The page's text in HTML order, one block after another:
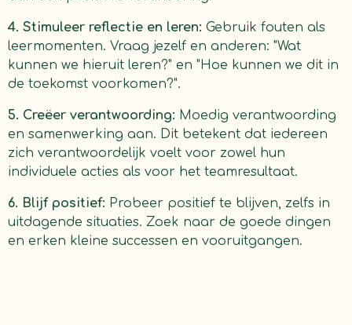
4. Stimuleer reflectie en leren: Gebruik fouten als
leermomenten. Vraag jezelf en anderen: "Wat
kunnen we hieruit leren?" en "Hoe kunnen we dit in
de toekomst voorkomen?".
5. Creëer verantwoording: Moedig verantwoording
en samenwerking aan. Dit betekent dat iedereen
zich verantwoordelijk voelt voor zowel hun
individuele acties als voor het teamresultaat.
6. Blijf positief: Probeer positief te blijven, zelfs in
uitdagende situaties. Zoek naar de goede dingen
en erken kleine successen en vooruitgangen.